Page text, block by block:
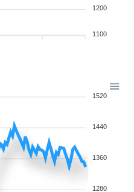
1200
1100
1520
1440
1360
1280